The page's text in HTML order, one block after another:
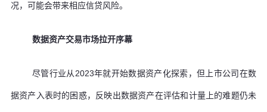
况，可能会带来相应信贷风险。
数据资产交易市场拉开序幕
尽管行业从2023年就开始数据资产化探索，但上市公司在数
据资产入表时的困惑，反映出数据资产在评估和计量上的难题仍未